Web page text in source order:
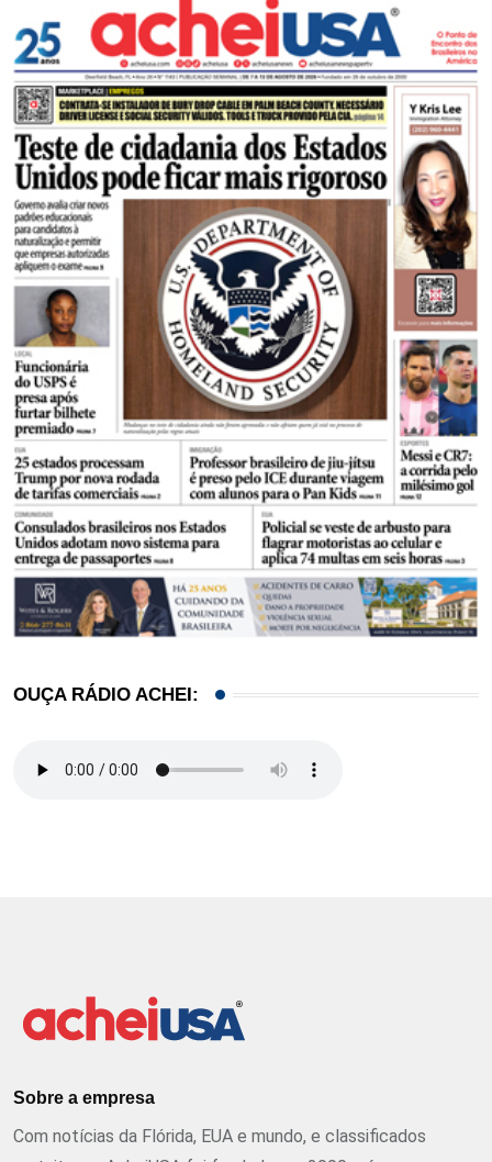
OUÇA RÁDIO ACHEI:
Sobre a empresa
Com notícias da Flórida, EUA e mundo, e classificados